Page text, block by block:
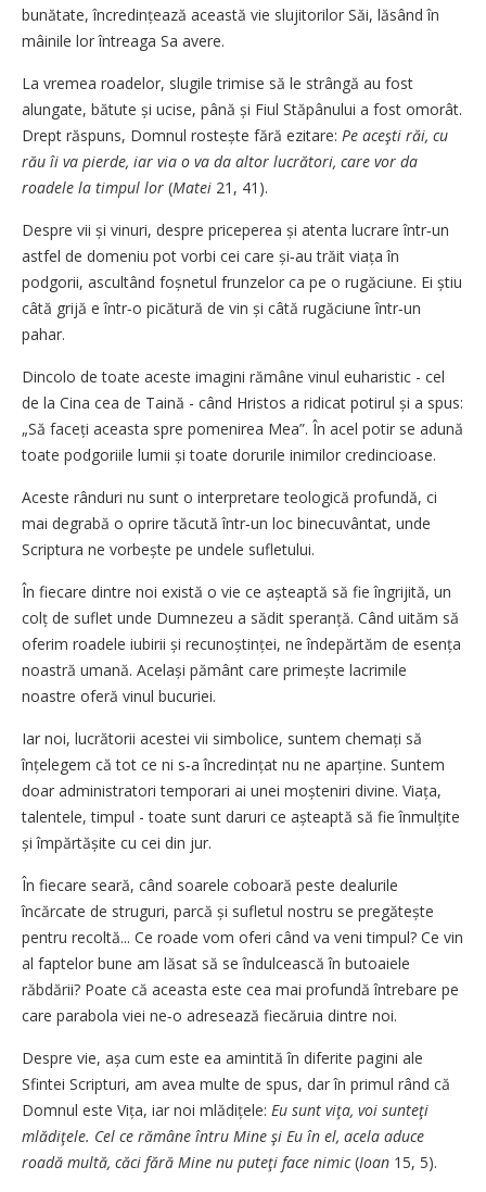
bunătate, încredințează această vie slujitorilor Săi, lăsând în
mâinile lor întreaga Sa avere.
La vremea roadelor, slugile trimise să le strângă au fost
alungate, bătute și ucise, până și Fiul Stăpânului a fost omorât.
Drept răspuns, Domnul rostește fără ezitare: Pe aceşti răi, cu
rău îi va pierde, iar via o va da altor lucrători, care vor da
roadele la timpul lor (Matei 21, 41).
Despre vii și vinuri, despre priceperea și atenta lucrare într‑un
astfel de domeniu pot vorbi cei care și‑au trăit viața în
podgorii, ascultând foșnetul frunzelor ca pe o rugăciune. Ei știu
câtă grijă e într‑o picătură de vin și câtă rugăciune într‑un
pahar.
Dincolo de toate aceste imagini rămâne vinul euharistic - cel
de la Cina cea de Taină - când Hristos a ridicat potirul și a spus:
„Să faceți aceasta spre pomenirea Mea”. În acel potir se adună
toate podgoriile lumii și toate dorurile inimilor credincioase.
Aceste rânduri nu sunt o interpretare teologică profundă, ci
mai degrabă o oprire tăcută într‑un loc binecuvântat, unde
Scriptura ne vorbește pe undele sufletului.
În fiecare dintre noi există o vie ce așteaptă să fie îngrijită, un
colț de suflet unde Dumnezeu a sădit speranță. Când uităm să
oferim roadele iubirii și recunoștinței, ne îndepărtăm de esența
noastră umană. Același pământ care primește lacrimile
noastre oferă vinul bucuriei.
Iar noi, lucrătorii acestei vii simbolice, suntem chemați să
înțelegem că tot ce ni s‑a încredințat nu ne aparține. Suntem
doar administratori temporari ai unei moșteniri divine. Viața,
talentele, timpul - toate sunt daruri ce așteaptă să fie înmulțite
și împărtășite cu cei din jur.
În fiecare seară, când soarele coboară peste dealurile
încărcate de struguri, parcă și sufletul nostru se pregătește
pentru recoltă... Ce roade vom oferi când va veni timpul? Ce vin
al faptelor bune am lăsat să se îndulcească în butoaiele
răbdării? Poate că aceasta este cea mai profundă întrebare pe
care parabola viei ne‑o adresează fiecăruia dintre noi.
Despre vie, așa cum este ea amintită în diferite pagini ale
Sfintei Scripturi, am avea multe de spus, dar în primul rând că
Domnul este Vița, iar noi mlădițele: Eu sunt viţa, voi sunteţi
mlădiţele. Cel ce rămâne întru Mine şi Eu în el, acela aduce
roadă multă, căci fără Mine nu puteţi face nimic(Ioan 15, 5).